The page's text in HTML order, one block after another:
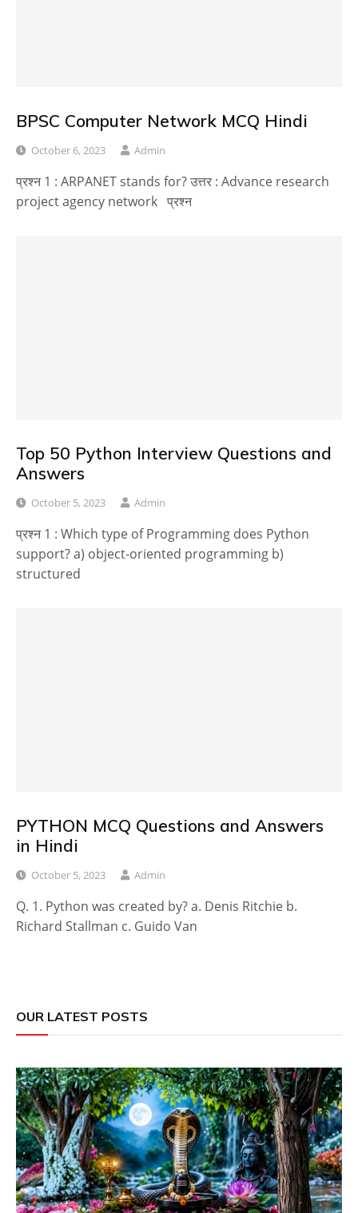
BPSC Computer Network MCQ Hindi
October 6, 2023 Admin
प्रश्न 1 : ARPANET stands for? उत्तर : Advance research
project agency network प्रश्न
Top 50 Python Interview Questions and
Answers
October 5, 2023 Admin
प्रश्न 1 : Which type of Programming does Python
support? a) object-oriented programming b)
structured
PYTHON MCQ Questions and Answers
in Hindi
October 5, 2023 Admin
Q. 1. Python was created by? a. Denis Ritchie b.
Richard Stallman c. Guido Van
OUR LATEST POSTS